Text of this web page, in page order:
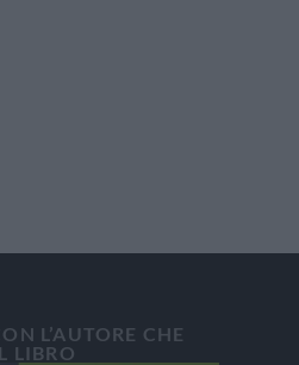
L’AUTORE CHE
LIBRO